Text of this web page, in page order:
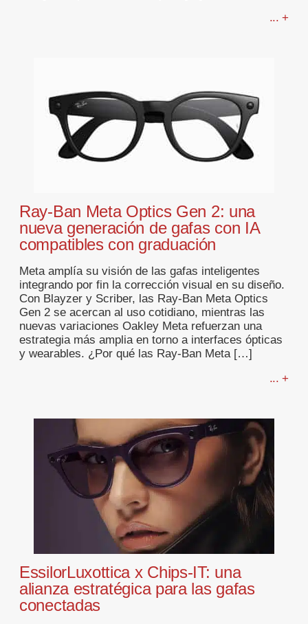
... +
Ray-Ban Meta Optics Gen 2: una
nueva generación de gafas con IA
compatibles con graduación
Meta amplía su visión de las gafas inteligentes
integrando por fin la corrección visual en su diseño.
Con Blayzer y Scriber, las Ray-Ban Meta Optics
Gen 2 se acercan al uso cotidiano, mientras las
nuevas variaciones Oakley Meta refuerzan una
estrategia más amplia en torno a interfaces ópticas
y wearables. ¿Por qué las Ray-Ban Meta […]
... +
EssilorLuxottica x Chips-IT: una
alianza estratégica para las gafas
conectadas